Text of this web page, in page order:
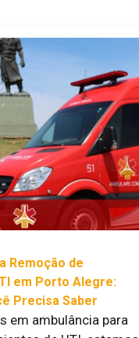
Remoção de
em Porto Alegre:
Precisa Saber
em ambulância para